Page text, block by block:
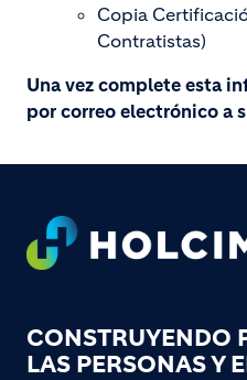
Copia
Contratistas)
Una vez complete esta
por correo electrónico a
Footer
CONSTRUYENDO
LAS PERSONAS Y